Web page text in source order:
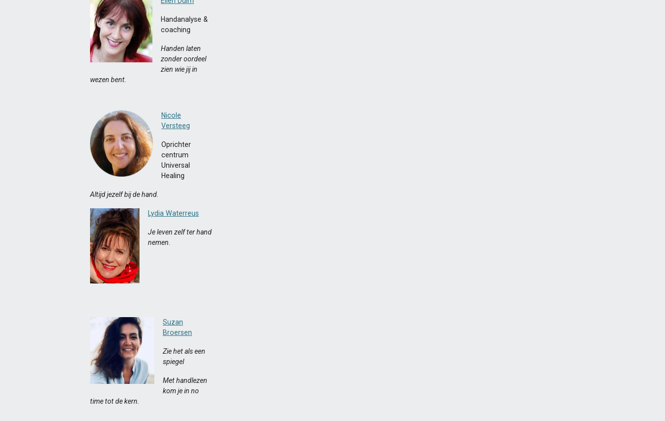
Handanalyse &
coaching
Handen laten
zonder oordeel
zien wie jij in
wezen bent.
Nicole
Versteeg
Oprichter
centrum
Universal
Healing
Altijd jezelf bij de hand.
Lydia Waterreus
Je leven zelf ter hand
nemen.
Suzan
Broersen
Zie het als een
spiegel
Met handlezen
kom je in no
time tot de kern.